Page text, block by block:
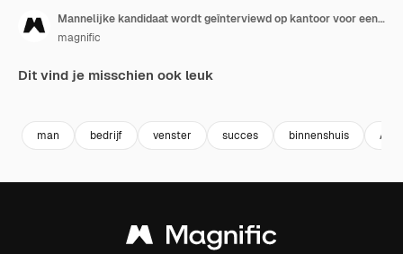
Mannelijke kandidaat wordt geïnterviewd op kantoor voor een baan door vrouwelijke interviewer, gezien door raam 10
magnific
Dit vind je misschien ook leuk
man bedrijf venster succes binnenshuis